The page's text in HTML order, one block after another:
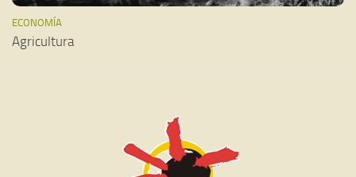
ECONOMÍA
Agricultura